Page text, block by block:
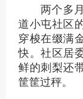
两个多月
道小屯社区
穿梭在缀满
快。社区居
鲜的刺梨还
筐筐过秤。